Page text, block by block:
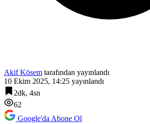
Akif Kösem tarafından yayınlandı
10 Ekim 2025, 14:25 yayınlandı
2dk, 4sn
62
Google'da Abone Ol